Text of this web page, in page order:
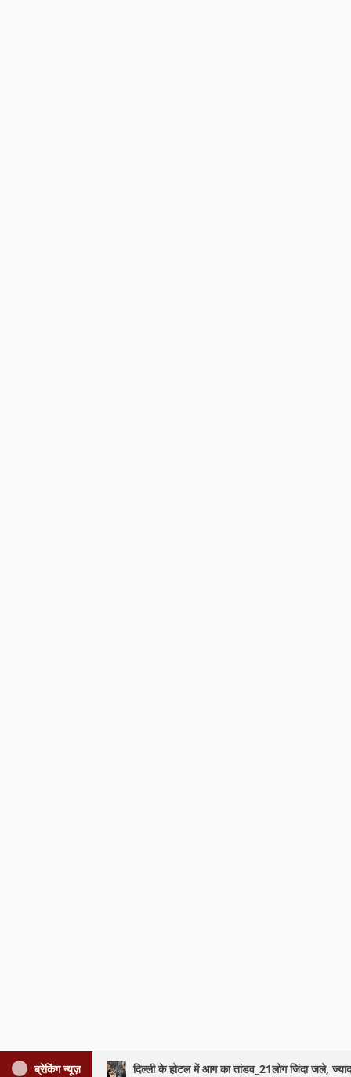
ब्रेकिंग न्यूज़ दिल्ली के होटल में आग का तांडव_21लोग जिंदा जले,
ब्रेकिंग न्यूज़ दिल्ली के होटल में आग का तांडव_21लोग जिंदा जले,